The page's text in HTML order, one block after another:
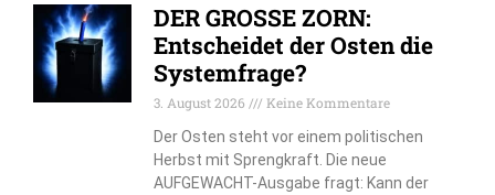
DER GROSSE ZORN:
Entscheidet der Osten die
Systemfrage?
3. August 2026
Keine Kommentare
Der Osten steht vor einem politischen
Herbst mit Sprengkraft. Die neue
AUFGEWACHT-Ausgabe fragt: Kann der